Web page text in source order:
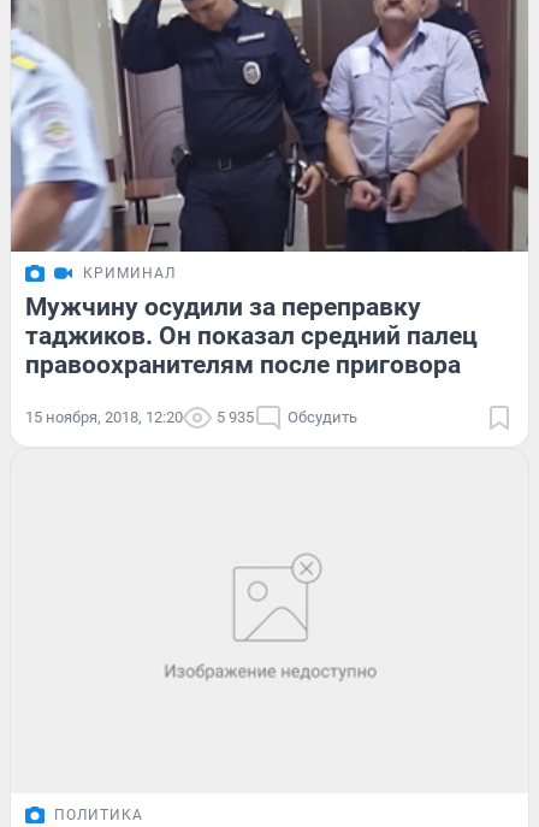
КРИМИНАЛ
Мужчину осудили за переправку
таджиков. Он показал средний палец
правоохранителям после приговора
15 ноября, 2018, 12:20 5 935 Обсудить
ПОЛИТИКА